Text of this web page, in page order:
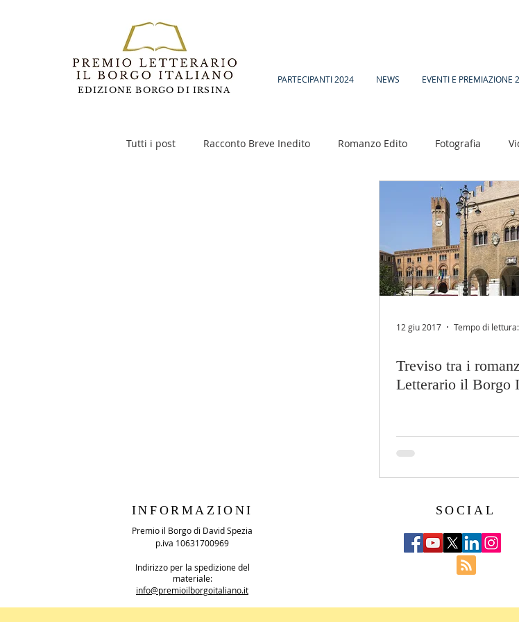
EDIZIONE BORGO DI IRSINA
PARTECIPANTI 2024 NEWS EVENTI E PREMIAZIONE
Tutti i post Racconto Breve Inedito Romanzo Edito Fotografia
12 giu 2017 Tempo di
Treviso tra i
Letterario il Borgo
INFORMAZIONI
Premio il Borgo di David Spezia
p.iva 10631700969
Indirizzo per la spedizione del
materiale:
info@premioilborgoitaliano.it
SOCIAL